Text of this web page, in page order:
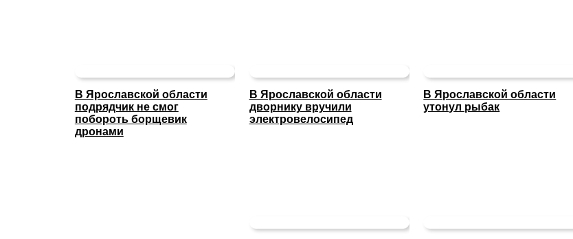
В Ярославской области
подрядчик не смог
побороть борщевик
дронами
В Ярославской области
дворнику вручили
электровелосипед
В Ярославской области
утонул рыбак